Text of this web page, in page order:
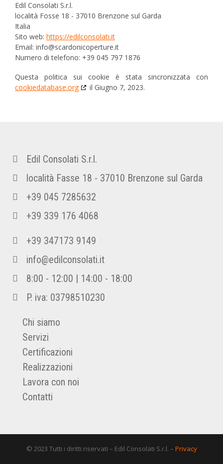
Edil Consolati S.r.l.
località Fosse 18 - 37010 Brenzone sul Garda
Italia
Sito web: https://edilconsolati.it
Email: info@scardonicoperture.it
Numero di telefono: +39 045 797 1876
Questa politica sui cookie è stata sincronizzata con
cookiedatabase.org
il Giugno 7, 2023.
Edil Consolati S.r.l.
località Fasse 18 - 37010 Brenzone sul Garda
+39 045 7285632
+39 339 176 4068
+39 347173 9149
info@edilconsolati.it
8:00 - 12:00 | 14:00 - 18:00
P. iva: 03798510230
Chi siamo
Servizi
Certificazioni
Realizzazioni
Lavora con noi
Contatti
© 2023 Tutti i diritti riservati – Edil Consolati S.r.l. – Privacy